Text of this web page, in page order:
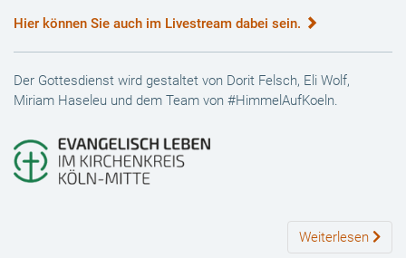
Hier können Sie auch im Livestream dabei sein.
Der Gottesdienst wird gestaltet von Dorit Felsch, Eli Wolf,
Miriam Haseleu und dem Team von #HimmelAufKoeln.
Weiterlesen